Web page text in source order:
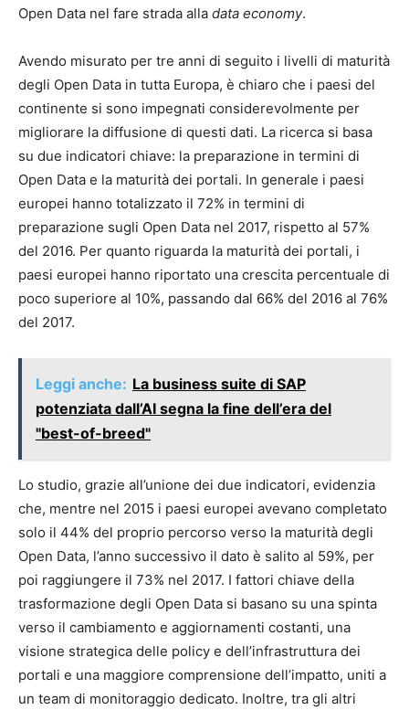
Open Data nel fare strada alla data economy.
Avendo misurato per tre anni di seguito i livelli di maturità
degli Open Data in tutta Europa, è chiaro che i paesi del
continente si sono impegnati considerevolmente per
migliorare la diffusione di questi dati. La ricerca si basa
su due indicatori chiave: la preparazione in termini di
Open Data e la maturità dei portali. In generale i paesi
europei hanno totalizzato il 72% in termini di
preparazione sugli Open Data nel 2017, rispetto al 57%
del 2016. Per quanto riguarda la maturità dei portali, i
paesi europei hanno riportato una crescita percentuale di
poco superiore al 10%, passando dal 66% del 2016 al 76%
del 2017.
Leggi anche: La business suite di SAP
potenziata dall’AI segna la fine dell’era del
"best-of-breed"
Lo studio, grazie all’unione dei due indicatori, evidenzia
che, mentre nel 2015 i paesi europei avevano completato
solo il 44% del proprio percorso verso la maturità degli
Open Data, l’anno successivo il dato è salito al 59%, per
poi raggiungere il 73% nel 2017. I fattori chiave della
trasformazione degli Open Data si basano su una spinta
verso il cambiamento e aggiornamenti costanti, una
visione strategica delle policy e dell’infrastruttura dei
portali e una maggiore comprensione dell’impatto, uniti a
un team di monitoraggio dedicato. Inoltre, tra gli altri